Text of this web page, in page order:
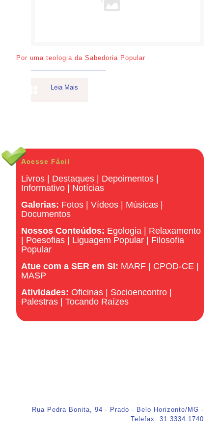
Por uma teologia da Sabedoria Popular
Leia Mais
Acesse Fácil
Livros Destaques Depoimentos
Informativo
Notícias
Galerias: Fotos Vídeos Músicas
Documentos
Nossos Conteúdos: Egologia
Relaxamento
Poesofias Liguagem Popular
Filosofia
Popular
Atue com a SER em SI: MARF CPOD-CE
MASP
Atividades: Oficinas Socioencontro
Palestras
Tocando Raízes
Rua Pedra Bonita, 94 - Prado - Belo Horizonte/MG -
Telefax: 31 3334.1740